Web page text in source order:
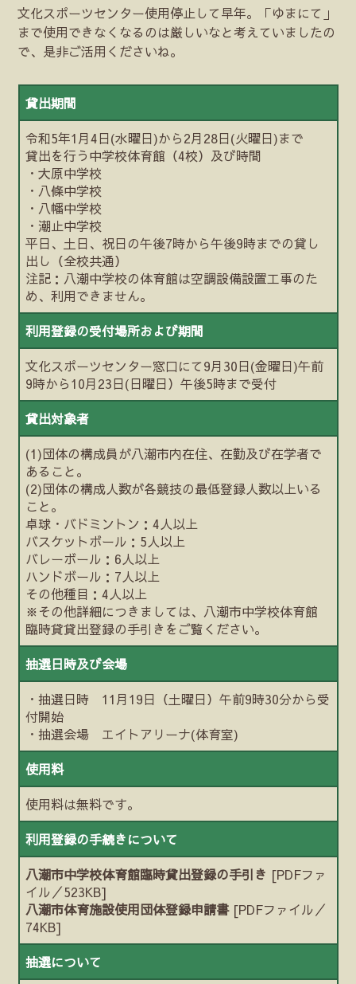
文化スポーツセンター使用停止して早年。「ゆまにて」
まで使用できなくなるのは厳しいなと考えていましたの
で、是非ご活用くださいね。
貸出期間
令和5年1月4日(水曜日)から2月28日(火曜日)まで
貸出を行う中学校体育館（4校）及び時間
・大原中学校
・八條中学校
・八幡中学校
・潮止中学校
平日、土日、祝日の午後7時から午後9時までの貸し
出し（全校共通）
注記：八潮中学校の体育館は空調設備設置工事のた
め、利用できません。
利用登録の受付場所および期間
文化スポーツセンター窓口にて9月30日(金曜日)午前
9時から10月23日(日曜日）午後5時まで受付
貸出対象者
(1)団体の構成員が八潮市内在住、在勤及び在学者で
あること。
(2)団体の構成人数が各競技の最低登録人数以上いる
こと。
卓球・バドミントン：4人以上
バスケットボール：5人以上
バレーボール：6人以上
ハンドボール：7人以上
その他種目：4人以上
※その他詳細につきましては、八潮市中学校体育館
臨時貸貸出登録の手引きをご覧ください。
抽選日時及び会場
・抽選日時 11月19日（土曜日）午前9時30分から受
付開始
・抽選会場 エイトアリーナ(体育室)
使用料
使用料は無料です。
利用登録の手続きについて
八潮市中学校体育館臨時貸出登録の手引き [PDFファ
イル／523KB]
八潮市体育施設使用団体登録申請書[PDFファイル／
74KB]
抽選について